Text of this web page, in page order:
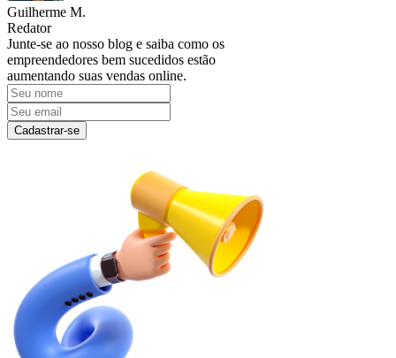
Guilherme M.
Redator
Junte-se ao nosso blog e saiba como os
empreendedores bem sucedidos estão
aumentando suas vendas online.
Cadastrar-se